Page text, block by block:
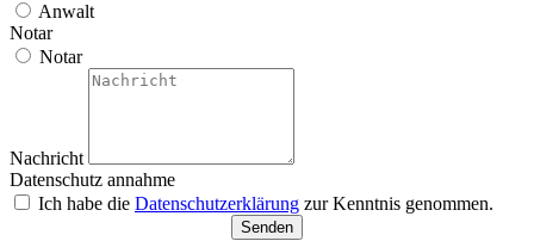
Anwalt
Notar
Notar
Nachricht
Datenschutz annahme
Ich habe die Datenschutzerklärung zur Kenntnis genommen.
Senden